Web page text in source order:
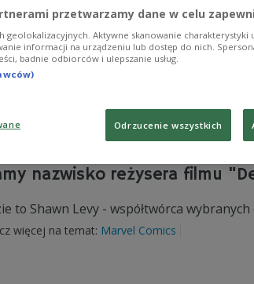
serwis Deadline, za kamerą stanie
"Portlandia".
więcej na temat:pokemon go
nazwisko reżysera filmu
to Shawn Levy - współtwórca
więcej na temat: Marvel Comics
przetwarzamy dane w celu
geolokalizacyjnych. Aktywne skanowanie
informacji na urządzeniu lub dostęp do nich.
badnie odbiorców i ulepszanie usług.
Odrzucenie wszystkich